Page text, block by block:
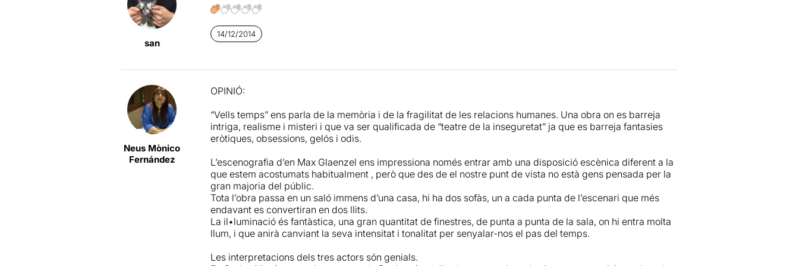
priori, insignificants que mai ho són. Flocs de neu que comencen caient -gràcils, divertits, poètics- sobre la
avall amb la clara intenció de crear conflicte i arrossegar qualsevol que s’interposi en el seu camí.
amb la presència del marit d’una d’elles com a testimoni de l’encontre. La posada en escenaSergi Belbel
Martínez
que, al cap de pocs minuts, l’espectador ja creu que Pinter va escriure aquest text -40 anys enrere-
pensant en ells com a intèrprets.
l’òxid a les nostres neurones? Una mica de xafogor, servida a laSala Beckett, per a qualsevol espectador
amant de les segones, terceres i quartes intencions.
san
14/12/2014
Neus Mònico
Fernández
OPINIÓ:
“Vells temps” ens parla de la memòria i de la fragilitat de les relacions humanes. Una obra on es barreja
intriga, realisme i misteri i que va ser qualificada de “teatre de la inseguretat” ja que es barreja fantasies
eròtiques, obsessions, gelós i odis.
L’escenografia d’en Max Glaenzel ens impressiona només entrar amb una disposició escènica diferent a la
que estem acostumats habitualment , però que des de el nostre punt de vista no està gens pensada per la
gran majoria del públic.
Tota l’obra passa en un saló immens d’una casa, hi ha dos sofàs, un a cada punta de l’escenari que més
endavant es convertiran en dos llits.
La il•luminació és fantàstica, una gran quantitat de finestres, de punta a punta de la sala, on hi entra molta
llum, i que anirà canviant la seva intensitat i tonalitat per senyalar-nos el pas del temps.
Les interpretacions dels tres actors són genials.